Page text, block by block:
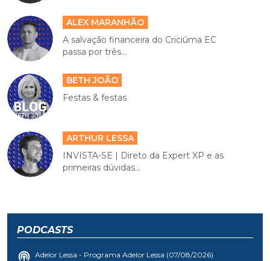
ALEX MARANHÃO
A salvação financeira do Criciúma EC
passa por três...
BETH JOÃO
Festas & festas
ARTHUR LESSA
INVISTA-SE | Direto da Expert XP e as
primeiras dúvidas...
PODCASTS
Adelor Lessa - Programa Adelor Lessa (07/08/2026)